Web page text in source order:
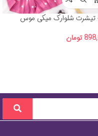
شلوارک میکی موس
تومان